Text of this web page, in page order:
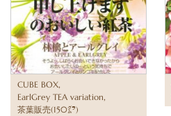
CUBE BOX,
EarlGrey TEA variation,
茶葉販売(150㌘)